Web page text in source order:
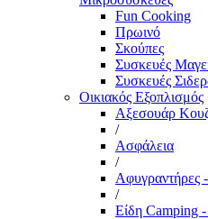
Fun Cooking
Πρωινό
Σκούπες
Συσκευές
Συσκευές
Οικιακός Εξοπλισμός
Αξεσουάρ
/
Ασφάλεια
/
Αφυγραντήρες -
/
Είδη Camping